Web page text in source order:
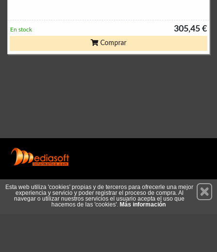
305,45 €
En stock
Comprar
Suscríbete
Esta web utiliza 'cookies' propias y de terceros para ofrecerle una mejor
experiencia y servicio y poder registrar el proceso de compra. Al
navegar o utilizar nuestros servicios el usuario acepta el uso que
hacemos de las 'cookies'. Más información